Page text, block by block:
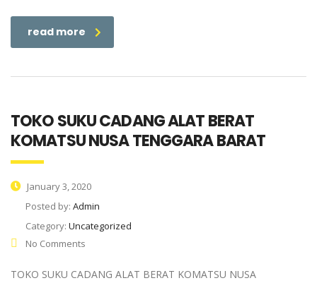
read more
TOKO SUKU CADANG ALAT BERAT
KOMATSU NUSA TENGGARA BARAT
January 3, 2020
Posted by: Admin
Category: Uncategorized
No Comments
TOKO SUKU CADANG ALAT BERAT KOMATSU NUSA